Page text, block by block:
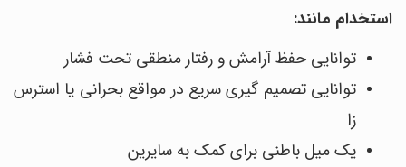
استخدام مانند:
توانایی حفظ آرامش و رفتار منطقی تحت فشار
توانایی تصمیم گیری سریع در مواقع بحرانی یا استرس
زا
یک میل باطنی برای کمک به سایرین